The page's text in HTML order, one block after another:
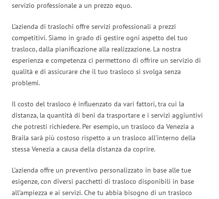
servizio professionale a un prezzo equo.
L’azienda di traslochi offre servizi professionali a prezzi
competitivi. Siamo in grado di gestire ogni aspetto del tuo
trasloco, dalla pianificazione alla realizzazione. La nostra
esperienza e competenza ci permettono di offrire un servizio di
qualità e di assicurare che il tuo trasloco si svolga senza
problemi.
Il costo del trasloco è influenzato da vari fattori, tra cui la
distanza, la quantità di beni da trasportare e i servizi aggiuntivi
che potresti richiedere. Per esempio, un trasloco da Venezia a
Braila sarà più costoso rispetto a un trasloco all’interno della
stessa Venezia a causa della distanza da coprire.
L’azienda offre un preventivo personalizzato in base alle tue
esigenze, con diversi pacchetti di trasloco disponibili in base
all’ampiezza e ai servizi. Che tu abbia bisogno di un trasloco